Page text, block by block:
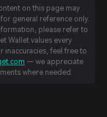
on this page may
general reference only.
please refer to
Wallet values every
inaccuracies, feel free to
— we appreciate
where needed.